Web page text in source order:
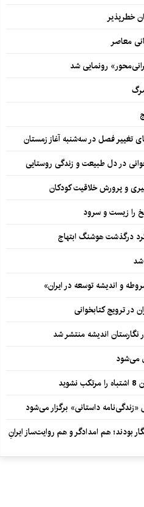
خطرپذیر
معاصر
رونمایی شد
تغییر فصل در سه‌شنبه آغاز زمستان
در دل طبیعت و زندگی روستایی
و پرورش خلاقیت کودکان
را زیست و سرود
درگذشت هوشنگ ابتهاج
شد
و اندیشه توسعه در ایران»
در ترویج کتابخوانی
نگارستان اندیشه منتشر شد
می‌شود
داستانی» برگزار می‌شود
بودند؛ هم امدادگر و هم‌ روایت‌ساز ایرانِ